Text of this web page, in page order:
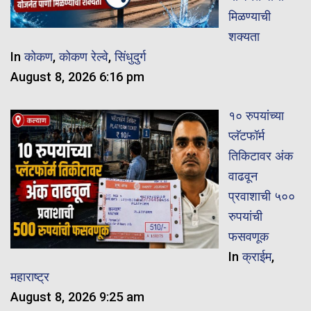
मिळण्याची
शक्यता
Inकोकण,कोकण रेल्वे,सिंधुदुर्ग
August 8, 2026 6:16 pm
१० रुपयांच्या
प्लॅटफॉर्म
तिकिटावर अंक
वाढवून
प्रवाशाची ५००
रुपयांची
फसवणूक
Inक्राईम,
महाराष्ट्र
August 8, 2026 9:25 am